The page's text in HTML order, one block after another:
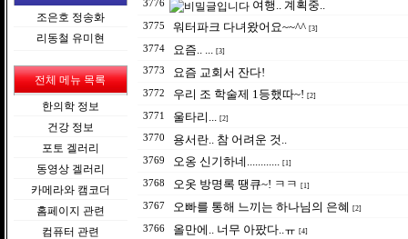
조은호 정송화
리동철 유미현
전체 메뉴 목록
한의학 정보
건강 정보
포토 겔러리
동영상 겔러리
카메라와 캠코더
홈페이지 관련
컴퓨터 관련
3776 여행.. 계획중..
3775 워터파크 다녀왔어요~~^^ [3]
3774 요즘.. ... [3]
3773 요즘 교회서 잔다!
3772 우리 조 학술제 1등했따~! [2]
3771 울타리... [2]
3770 용서란.. 참 어려운 것..
3769 오옹 신기하네............ [1]
3768 오옷 방명록 땡큐~! ㅋㅋ [1]
3767 오빠를 통해 느끼는 하나님의 은혜 [2]
3766 올만에.. 너무 아팠다..ㅠ [4]